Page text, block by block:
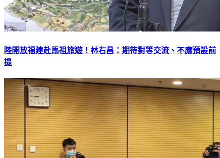
陸開放福建赴馬祖旅遊！林右昌：期待對等交流、不應預設前
提